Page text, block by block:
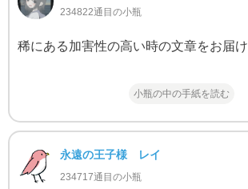
234822通目の小瓶
稀にある加害性の高い時の文章をお届け
小瓶の中の手紙を読む
永遠の王子様 レイ
234717通目の小瓶